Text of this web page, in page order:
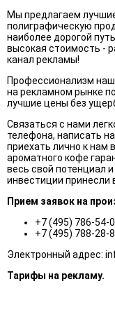
Мы предлагаем
полиграфическую
наиболее дорогой
высокая стоимость -
канал рекламы!
Профессионализм
на рекламном рынке
лучшие цены без
Связаться с нами
телефона, написать
приехать лично к нам
ароматного кофе
весь свой потенциал
инвестиции
Прием заявок на
+7 (495) 786-54-
+7 (495) 788-28-
Электронный адрес:
Тарифы на рекламу.